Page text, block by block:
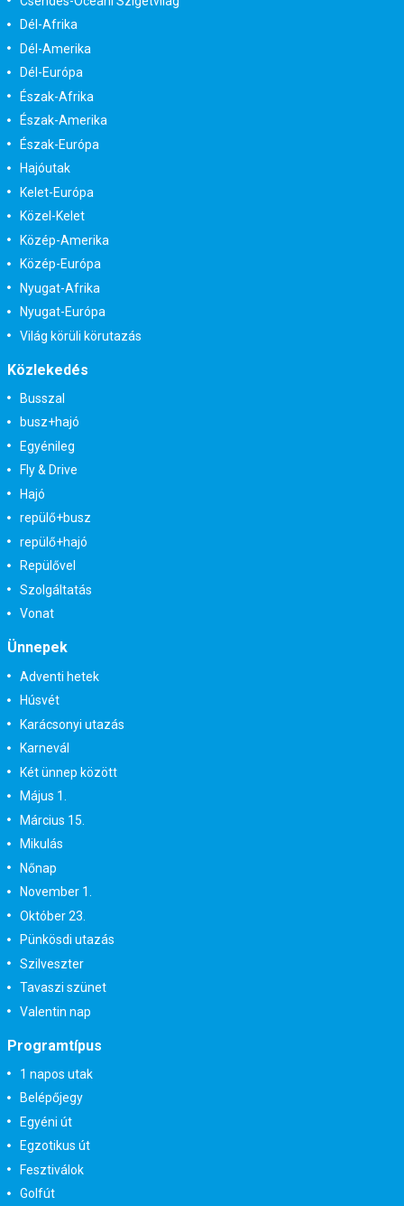
Dél-Afrika
Dél-Amerika
Dél-Európa
Észak-Afrika
Észak-Amerika
Észak-Európa
Hajóutak
Kelet-Európa
Közel-Kelet
Közép-Amerika
Közép-Európa
Nyugat-Afrika
Nyugat-Európa
Világ körüli körutazás
Közlekedés
Busszal
busz+hajó
Egyénileg
Fly & Drive
Hajó
repülő+busz
repülő+hajó
Repülővel
Szolgáltatás
Vonat
Ünnepek
Adventi hetek
Húsvét
Karácsonyi utazás
Karnevál
Két ünnep között
Május 1.
Március 15.
Mikulás
Nőnap
November 1.
Október 23.
Pünkösdi utazás
Szilveszter
Tavaszi szünet
Valentin nap
Programtípus
1 napos utak
Belépőjegy
Egyéni út
Egzotikus út
Fesztiválok
Golfút